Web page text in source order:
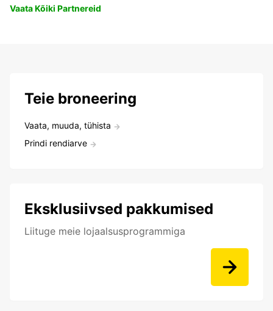
Vaata Kõiki Partnereid
Teie broneering
Vaata, muuda, tühista
Prindi rendiarve
Eksklusiivsed pakkumised
Liituge meie lojaalsusprogrammiga